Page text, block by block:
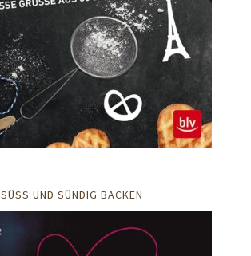
SÜSS UND SÜNDIG BACKEN